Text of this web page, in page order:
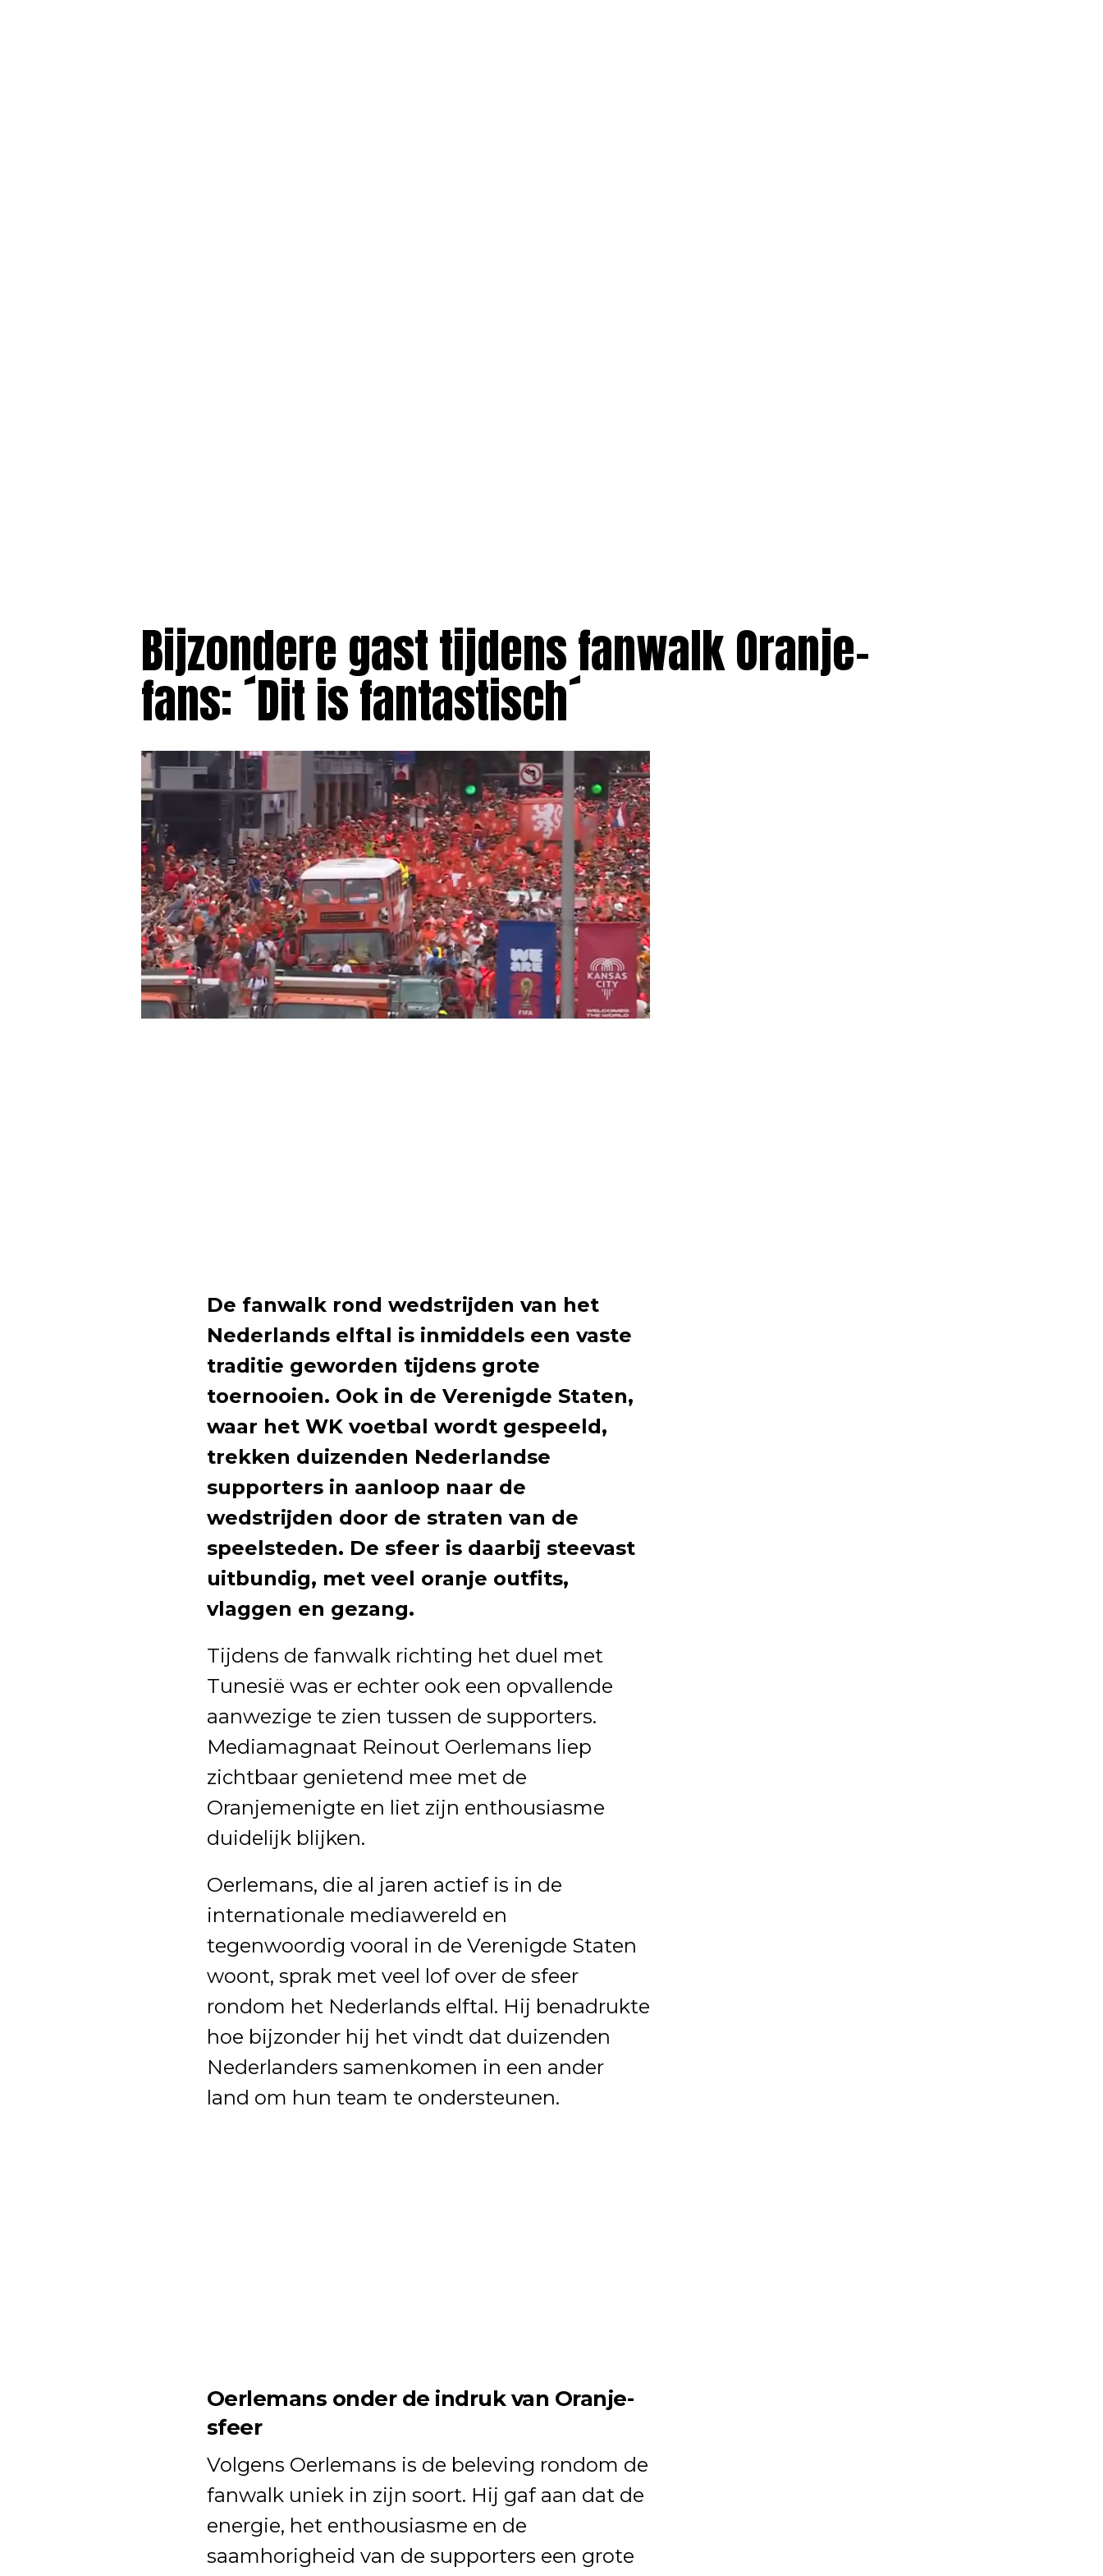
Bijzondere gast tijdens fanwalk Oranje-
fans: ´Dit is fantastisch´
De fanwalk rond wedstrijden van het
Nederlands elftal is inmiddels een vaste
traditie geworden tijdens grote
toernooien. Ook in de Verenigde Staten,
waar het WK voetbal wordt gespeeld,
trekken duizenden Nederlandse
supporters in aanloop naar de
wedstrijden door de straten van de
speelsteden. De sfeer is daarbij steevast
uitbundig, met veel oranje outfits,
vlaggen en gezang.
Tijdens de fanwalk richting het duel met
Tunesië was er echter ook een opvallende
aanwezige te zien tussen de supporters.
Mediamagnaat Reinout Oerlemans liep
zichtbaar genietend mee met de
Oranjemenigte en liet zijn enthousiasme
duidelijk blijken.
Oerlemans, die al jaren actief is in de
internationale mediawereld en
tegenwoordig vooral in de Verenigde Staten
woont, sprak met veel lof over de sfeer
rondom het Nederlands elftal. Hij benadrukte
hoe bijzonder hij het vindt dat duizenden
Nederlanders samenkomen in een ander
land om hun team te ondersteunen.
Oerlemans onder de indruk van Oranje-
sfeer
Volgens Oerlemans is de beleving rondom de
fanwalk uniek in zijn soort. Hij gaf aan dat de
energie, het enthousiasme en de
saamhorigheid van de supporters een grote